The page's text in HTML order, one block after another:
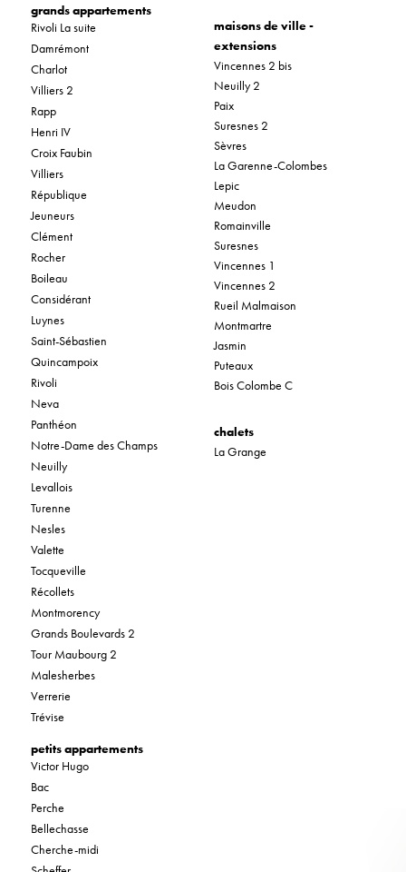
grands appartements
Rivoli La suite
Damrémont
Charlot
Villiers 2
Rapp
Henri IV
Croix Faubin
Villiers
République
Jeuneurs
Clément
Rocher
Boileau
Considérant
Luynes
Saint-Sébastien
Quincampoix
Rivoli
Neva
Panthéon
Notre-Dame des Champs
Neuilly
Levallois
Turenne
Nesles
Valette
Tocqueville
Récollets
Montmorency
Grands Boulevards 2
Tour Maubourg 2
Malesherbes
Verrerie
Trévise
petits appartements
Victor Hugo
Bac
Perche
Bellechasse
Cherche-midi
maisons de ville -
extensions
Vincennes 2 bis
Neuilly 2
Paix
Suresnes 2
Sèvres
La Garenne-Colombes
Lepic
Meudon
Romainville
Suresnes
Vincennes 1
Vincennes 2
Rueil Malmaison
Montmartre
Jasmin
Puteaux
Bois Colombe C
chalets
La Grange